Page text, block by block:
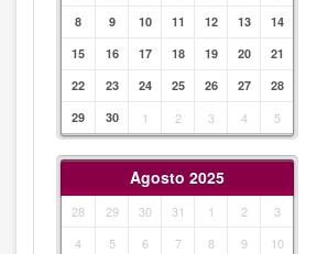
8
9 10 11 12 13
14
15
16 17 18 19 20
21
22
23 24 25 26 27
28
29
30 1 2 3 4 5
Agosto 2025
28 29 30 31 1 2
3
4
5 6 7 8 9
10